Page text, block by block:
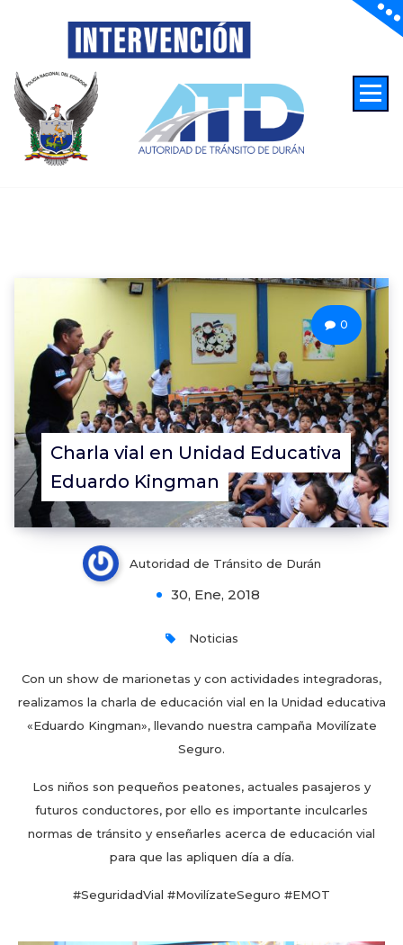
Charla vial en Unidad Educativa
Eduardo Kingman
0
Autoridad de Tránsito de Durán
30, Ene, 2018
Noticias
Con un show de marionetas y con actividades integradoras,
realizamos la charla de educación vial en la Unidad educativa
«Eduardo Kingman», llevando nuestra campaña Movilízate
Seguro.
Los niños son pequeños peatones, actuales pasajeros y
futuros conductores, por ello es importante inculcarles
normas de tránsito y enseñarles acerca de educación vial
para que las apliquen día a día.
#SeguridadVial #MovilízateSeguro #EMOT